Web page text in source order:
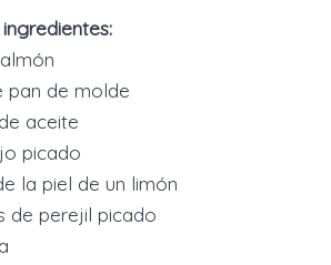
pan de molde
aceite
picado
la piel de un limón
de perejil picado